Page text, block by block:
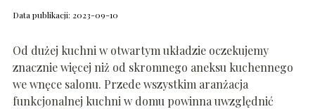
Data publikacji: 2023-09-10
Od dużej kuchni w otwartym układzie oczekujemy
znacznie więcej niż od skromnego aneksu kuchennego
we wnęce salonu. Przede wszystkim aranżacja
funkcjonalnej kuchni w domu powinna uwzględnić